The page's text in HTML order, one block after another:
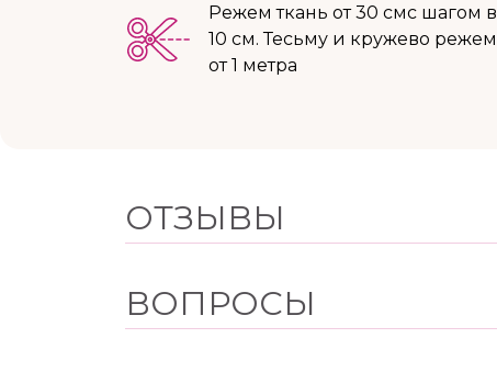
Режем ткань от 30 смс шагом в
10 см. Тесьму и кружево режем
от 1 метра
ОТЗЫВЫ
ВОПРОСЫ